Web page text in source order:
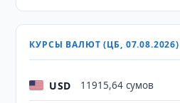
КУРСЫ ВАЛЮТ (ЦБ, 07.08.2026)
USD 11915,64 сумов